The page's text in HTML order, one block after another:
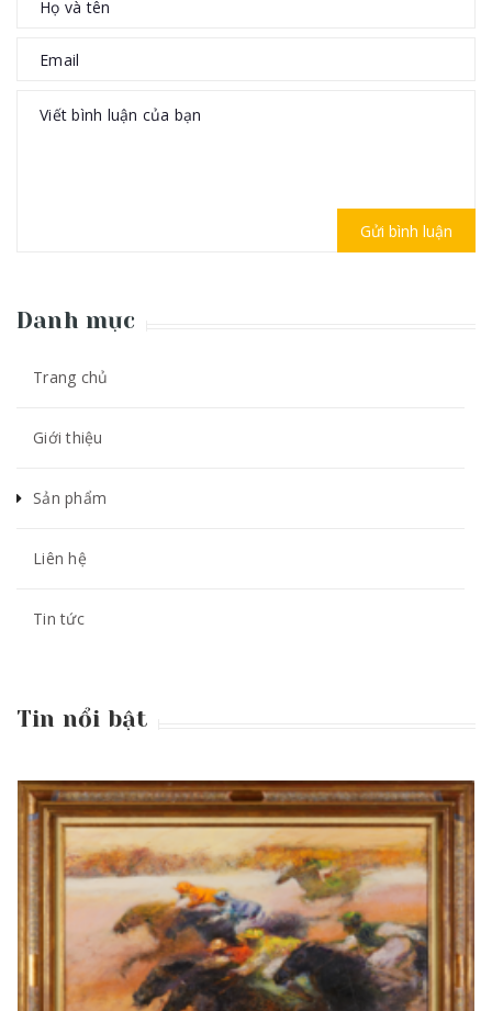
Gửi bình luận
Danh mục
Trang chủ
Giới thiệu
Sản phẩm
Liên hệ
Tin tức
Tin nổi bật